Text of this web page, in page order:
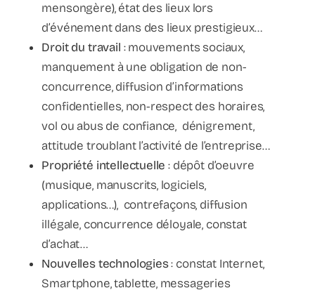
mensongère), état des lieux lors
d’événement dans des lieux prestigieux…
Droit du travail : mouvements sociaux,
manquement à une obligation de non-
concurrence, diffusion d’informations
confidentielles, non-respect des horaires,
vol ou abus de confiance, dénigrement,
attitude troublant l’activité de l’entreprise…
Propriété intellectuelle : dépôt d’oeuvre
(musique, manuscrits, logiciels,
applications…), contrefaçons, diffusion
illégale, concurrence déloyale, constat
d’achat…
Nouvelles technologies: constat Internet,
Smartphone, tablette, messageries